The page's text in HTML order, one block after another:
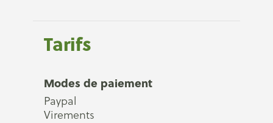
Tarifs
Modes de paiement
Paypal
Virements